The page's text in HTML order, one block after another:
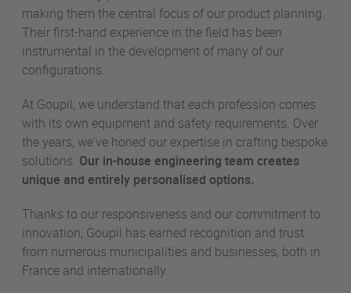
making them the central focus of our product planning.
Their first-hand experience in the field has been
instrumental in the development of many of our
configurations.
At Goupil, we understand that each profession comes
with its own equipment and safety requirements. Over
the years, we've honed our expertise in crafting bespoke
solutions. Our in-house engineering team creates
unique and entirely personalised options.
Thanks to our responsiveness and our commitment to
innovation, Goupil has earned recognition and trust
from numerous municipalities and businesses, both in
France and internationally.